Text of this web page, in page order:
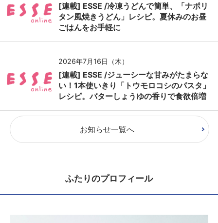
[連載] ESSE /冷凍うどんで簡単、「ナポリ
タン風焼きうどん」レシピ。夏休みのお昼
ごはんをお手軽に
2026年7月16日（木）
[連載] ESSE /ジューシーな甘みがたまらな
い！1本使いきり「トウモロコシのパスタ」
レシピ。バターしょうゆの香りで食欲倍増
お知らせ一覧へ
ふたりのプロフィール